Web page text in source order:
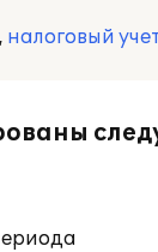
, налоговый